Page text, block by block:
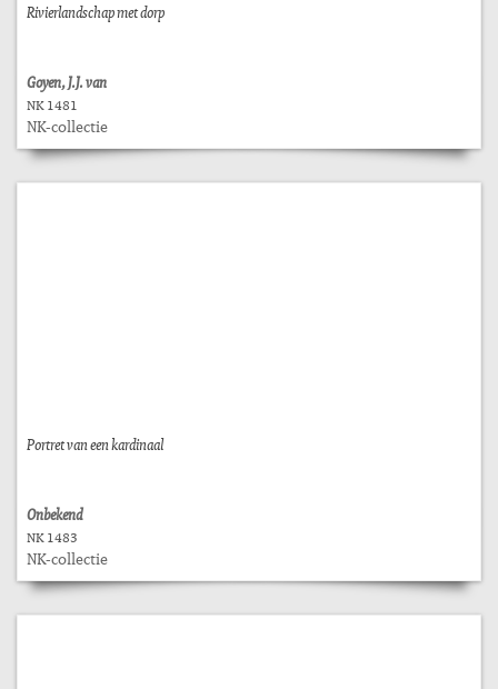
Rivierlandschap met dorp
Goyen, J.J. van
NK 1481
NK-collectie
Portret van een kardinaal
Onbekend
NK 1483
NK-collectie